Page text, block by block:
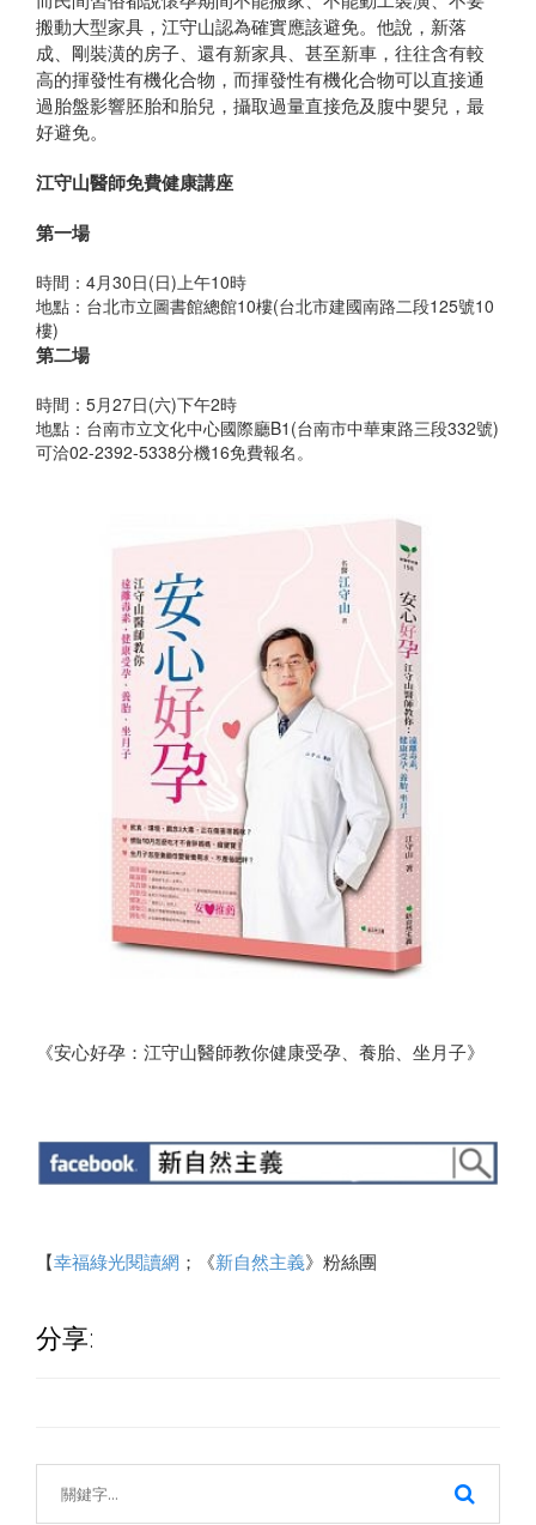
搬動大型家具，江守山認為確實應該避免。他說，新落
成、剛裝潢的房子、還有新家具、甚至新車，往往含有較
高的揮發性有機化合物，而揮發性有機化合物可以直接通
過胎盤影響胚胎和胎兒，攝取過量直接危及腹中嬰兒，最
好避免。
江守山醫師免費健康講座
第一場
時間：4月30日(日)上午10時
地點：台北市立圖書館總館10樓(台北市建國南路二段125號10
樓)
第二場
­時間：5月27日(六)下午2時
地點：台南市立文化中心國際廳B1(台南市中華東路三段332號)
可洽02-2392-5338分機16免費報名。
《安心好孕：江守山醫師教你健康受孕、養胎、坐月子》
【幸福綠光閱讀網 ；《新自然主義》粉絲團
分享: